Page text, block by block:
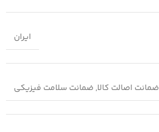
ایران
ضمانت اصالت کالا, ضمانت سلامت فیزیکی